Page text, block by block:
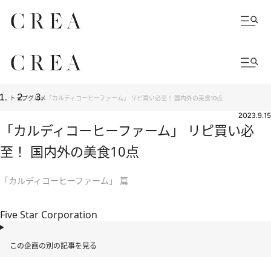
トップグルメ 「カルディコーヒーファーム」 リピ買い必至！ 国内外の美食10点
2023.9.15
「カルディコーヒーファーム」 リピ買い必
至！ 国内外の美食10点
「カルディコーヒーファーム」 篇
Five Star Corporation
この企画の別の記事を見る